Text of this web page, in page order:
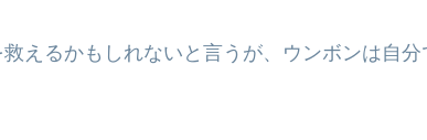
えるかもしれないと言うが、ウンボンは自分